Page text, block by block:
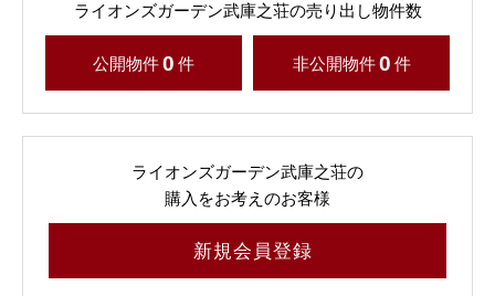
ライオンズガーデン武庫之荘の売り出し物件数
公開物件0 件 非公開物件 0 件
ライオンズガーデン武庫之荘の
購入をお考えのお客様
新規会員登録